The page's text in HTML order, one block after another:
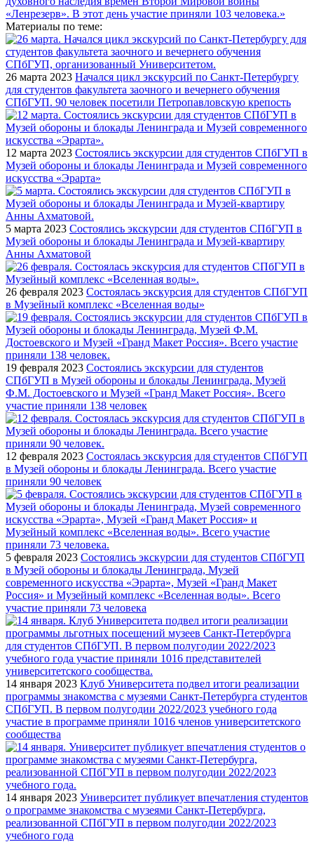
Материалы по теме:
26 марта 2023 Начался цикл экскурсий по Санкт-Петербургу
для студентов факультета заочного и вечернего обучения
СПбГУП. 90 человек посетили Петропавловскую крепость
12 марта 2023 Состоялись экскурсии для студентов СПбГУП в
Музей обороны и блокады Ленинграда и Музей современного
искусства «Эрарта»
5 марта 2023 Состоялись экскурсии для студентов СПбГУП в
Музей обороны и блокады Ленинграда и Музей-квартиру
Анны Ахматовой
26 февраля 2023 Состоялась экскурсия для студентов СПбГУП
в Музейный комплекс «Вселенная воды»
19 февраля 2023 Состоялись экскурсии для студентов
СПбГУП в Музей обороны и блокады Ленинграда, Музей
Ф.М. Достоевского и Музей «Гранд Макет Россия». Всего
участие приняли 138 человек
12 февраля 2023 Состоялась экскурсия для студентов СПбГУП
в Музей обороны и блокады Ленинграда. Всего участие
приняли 90 человек
5 февраля 2023 Состоялись экскурсии для студентов СПбГУП
в Музей обороны и блокады Ленинграда, Музей
современного искусства «Эрарта», Музей «Гранд Макет
Россия» и Музейный комплекс «Вселенная воды». Всего
участие приняли 73 человека
14 января 2023 Клуб Университета подвел итоги реализации
программы знакомства с музеями Санкт-Петербурга студентов
СПбГУП. В первом полугодии 2022/2023 учебного года
участие в программе приняли 1016 членов университетского
сообщества
14 января 2023 Университет публикует впечатления студентов
о программе знакомства с музеями Санкт-Петербурга,
реализованной СПбГУП в первом полугодии 2022/2023
учебного года